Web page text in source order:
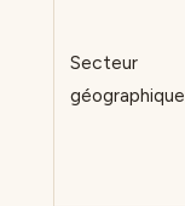
Secteur
géographique